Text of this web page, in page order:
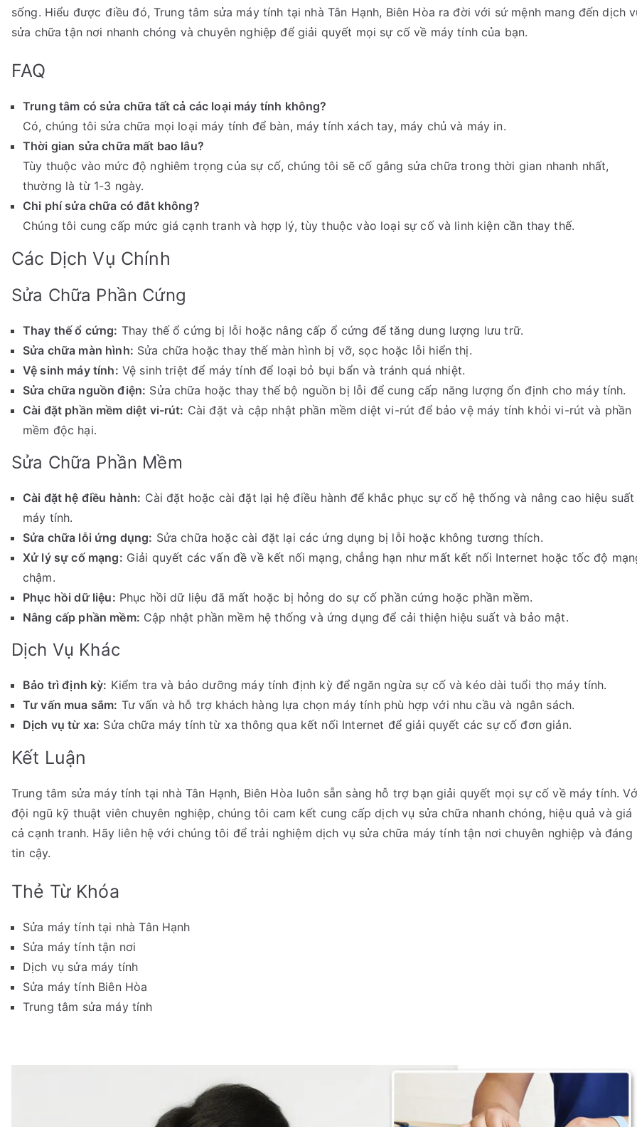
sống. Hiểu được điều đó, Trung tâm sửa máy tính tại nhà Tân Hạnh, Biên Hòa ra đời với sứ mệnh mang đến dịch
sửa chữa tận nơi nhanh chóng và chuyên nghiệp để giải quyết mọi sự cố về máy tính của bạn.
FAQ
Trung tâm có sửa chữa tất cả các loại máy tính không?
Có, chúng tôi sửa chữa mọi loại máy tính để bàn, máy tính xách tay, máy chủ và máy in.
Thời gian sửa chữa mất bao lâu?
Tùy thuộc vào mức độ nghiêm trọng của sự cố, chúng tôi sẽ cố gắng sửa chữa trong thời gian nhanh nhất,
thường là từ 1-3 ngày.
Chi phí sửa chữa có đắt không?
Chúng tôi cung cấp mức giá cạnh tranh và hợp lý, tùy thuộc vào loại sự cố và linh kiện cần thay thế.
Các Dịch Vụ Chính
Sửa Chữa Phần Cứng
Thay thế ổ cứng: Thay thế ổ cứng bị lỗi hoặc nâng cấp ổ cứng để tăng dung lượng lưu trữ.
Sửa chữa màn hình: Sửa chữa hoặc thay thế màn hình bị vỡ, sọc hoặc lỗi hiển thị.
Vệ sinh máy tính: Vệ sinh triệt để máy tính để loại bỏ bụi bẩn và tránh quá nhiệt.
Sửa chữa nguồn điện: Sửa chữa hoặc thay thế bộ nguồn bị lỗi để cung cấp năng lượng ổn định cho máy tính.
Cài đặt phần mềm diệt vi-rút: Cài đặt và cập nhật phần mềm diệt vi-rút để bảo vệ máy tính khỏi vi-rút và phần
mềm độc hại.
Sửa Chữa Phần Mềm
Cài đặt hệ điều hành: Cài đặt hoặc cài đặt lại hệ điều hành để khắc phục sự cố hệ thống và nâng cao hiệu suất
máy tính.
Sửa chữa lỗi ứng dụng: Sửa chữa hoặc cài đặt lại các ứng dụng bị lỗi hoặc không tương thích.
Xử lý sự cố mạng: Giải quyết các vấn đề về kết nối mạng, chẳng hạn như mất kết nối Internet hoặc tốc độ
chậm.
Phục hồi dữ liệu: Phục hồi dữ liệu đã mất hoặc bị hỏng do sự cố phần cứng hoặc phần mềm.
Nâng cấp phần mềm: Cập nhật phần mềm hệ thống và ứng dụng để cải thiện hiệu suất và bảo mật.
Dịch Vụ Khác
Bảo trì định kỳ: Kiểm tra và bảo dưỡng máy tính định kỳ để ngăn ngừa sự cố và kéo dài tuổi thọ máy tính.
Tư vấn mua sắm: Tư vấn và hỗ trợ khách hàng lựa chọn máy tính phù hợp với nhu cầu và ngân sách.
Dịch vụ từ xa: Sửa chữa máy tính từ xa thông qua kết nối Internet để giải quyết các sự cố đơn giản.
Kết Luận
Trung tâm sửa máy tính tại nhà Tân Hạnh, Biên Hòa luôn sẵn sàng hỗ trợ bạn giải quyết mọi sự cố về máy tính.
đội ngũ kỹ thuật viên chuyên nghiệp, chúng tôi cam kết cung cấp dịch vụ sửa chữa nhanh chóng, hiệu quả và giá
cả cạnh tranh. Hãy liên hệ với chúng tôi để trải nghiệm dịch vụ sửa chữa máy tính tận nơi chuyên nghiệp và đáng
tin cậy.
Thẻ Từ Khóa
Sửa máy tính tại nhà Tân Hạnh
Sửa máy tính tận nơi
Dịch vụ sửa máy tính
Sửa máy tính Biên Hòa
Trung tâm sửa máy tính